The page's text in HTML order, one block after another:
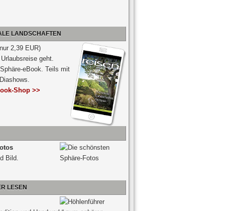
LANDSCHAFTEN
2,39 EUR)
geht.
eBook. Teils mit
Shop >>
Bild.
LESEN